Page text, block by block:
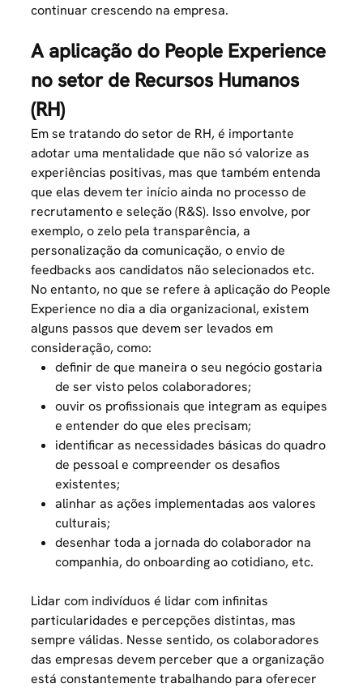
continuar crescendo na empresa.
A aplicação do People Experience
no setor de Recursos Humanos
(RH)
Em se tratando do setor de RH, é importante
adotar uma mentalidade que não só valorize as
experiências positivas, mas que também entenda
que elas devem ter início ainda no processo de
recrutamento e seleção (R&S). Isso envolve, por
exemplo, o zelo pela transparência, a
personalização da comunicação, o envio de
feedbacks aos candidatos não selecionados etc.
No entanto, no que se refere à aplicação do People
Experience no dia a dia organizacional, existem
alguns passos que devem ser levados em
consideração, como:
definir de que maneira o seu negócio gostaria
de ser visto pelos colaboradores;
ouvir os profissionais que integram as equipes
e entender do que eles precisam;
identificar as necessidades básicas do quadro
de pessoal e compreender os desafios
existentes;
alinhar as ações implementadas aos valores
culturais;
desenhar toda a jornada do colaborador na
companhia, do onboarding ao cotidiano, etc.
Lidar com indivíduos é lidar com infinitas
particularidades e percepções distintas, mas
sempre válidas. Nesse sentido, os colaboradores
das empresas devem perceber que a organização
está constantemente trabalhando para oferecer